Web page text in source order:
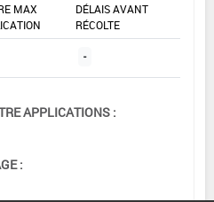
MAX
DÉLAIS AVANT
RÉCOLTE
-
APPLICATIONS :
: